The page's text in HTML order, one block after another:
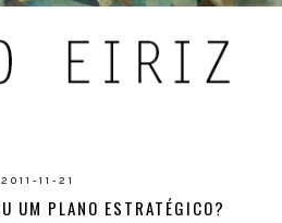
2011-11-21
UM PLANO ESTRATÉGICO?